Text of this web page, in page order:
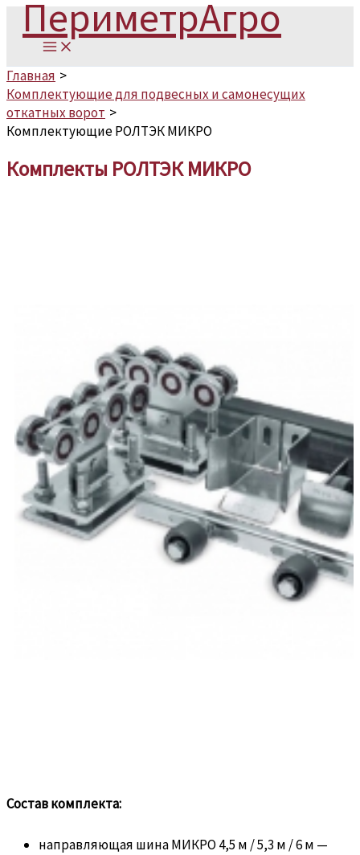
Перейти
содержимому
ПериметрАгро
Main
Menu
Главная
Комплектующие для подвесных и самонесущих
откатных ворот
Комплектующие РОЛТЭК МИКРО
Комплекты РОЛТЭК МИКРО
Состав комплекта:
направляющая шина МИКРО 4,5 м / 5,3 м / 6 м —